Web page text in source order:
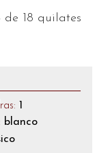
18 quilates
1
blanco